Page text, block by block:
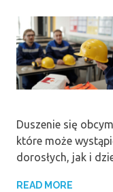
Duszenie się
które może
dorosłych, jak i
READ MORE